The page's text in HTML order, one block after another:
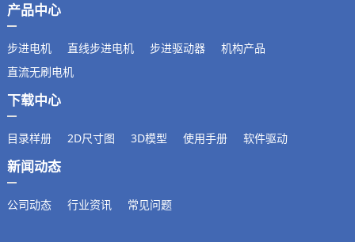
产品中心
步进电机 直线步进电机 步进驱动器
机构产品
直流无刷电机
下载中心
目录样册 2D尺寸图 3D模型 使用手册 软件驱动
新闻动态
公司动态 行业资讯 常见问题